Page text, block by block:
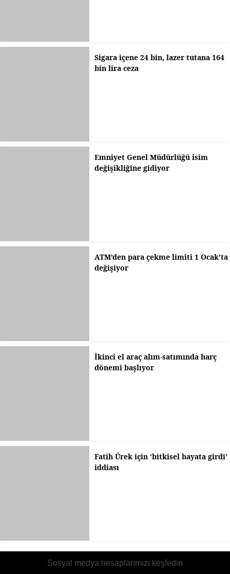
Sigara içene 24 bin, lazer tutana 164
bin lira ceza
Emniyet Genel Müdürlüğü isim
değişikliğine gidiyor
ATM’den para çekme limiti 1 Ocak’ta
değişiyor
İkinci el araç alım-satımında harç
dönemi başlıyor
Fatih Ürek için ‘bitkisel hayata girdi’
iddiası
Sosyal medya hesaplarımızı keşfedin